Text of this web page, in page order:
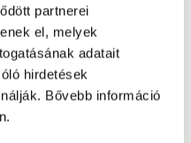
partnerei
el, melyek
adatait
hirdetések
Bővebb információ